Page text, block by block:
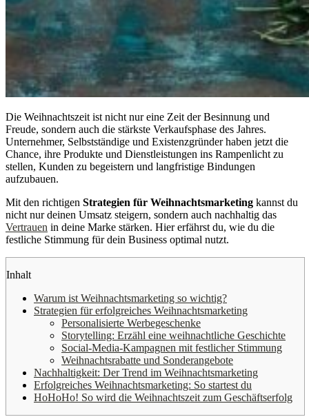
Die Weihnachtszeit ist nicht nur eine Zeit der Besinnung und
Freude, sondern auch die stärkste Verkaufsphase des Jahres.
Unternehmer, Selbstständige und Existenzgründer haben jetzt die
Chance, ihre Produkte und Dienstleistungen ins Rampenlicht zu
stellen, Kunden zu begeistern und langfristige Bindungen
aufzubauen.
Mit den richtigen Strategien für Weihnachtsmarketing kannst du
nicht nur deinen Umsatz steigern, sondern auch nachhaltig das
Vertrauen in deine Marke stärken. Hier erfährst du, wie du die
festliche Stimmung für dein Business optimal nutzt.
Inhalt
Warum ist Weihnachtsmarketing so wichtig?
Strategien für erfolgreiches Weihnachtsmarketing
Personalisierte Werbegeschenke
Storytelling: Erzähl eine weihnachtliche Geschichte
Social-Media-Kampagnen mit festlicher Stimmung
Weihnachtsrabatte und Sonderangebote
Nachhaltigkeit: Der Trend im Weihnachtsmarketing
Erfolgreiches Weihnachtsmarketing: So startest du
HoHoHo! So wird die Weihnachtszeit zum Geschäftserfolg